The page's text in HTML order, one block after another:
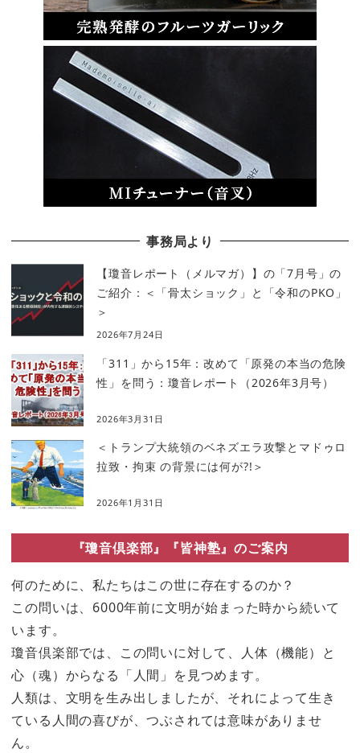
事務局より
【瓊音レポート（メルマガ）】の「7月号」の
ご紹介：＜「骨太ショック」と「令和のPKO」
＞
2026年7月24日
「311」から15年：改めて「原発の本当の危険
性」を問う：瓊音レポート（2026年3月号）
2026年3月31日
＜トランプ大統領のベネズエラ攻撃とマドゥロ
拉致・拘束 の背景には何が?!＞
2026年1月31日
『瓊音倶楽部』『皆神塾』のご案内
何のために、私たちはこの世に存在するのか？
この問いは、6000年前に文明が始まった時から続いて
います。
瓊音倶楽部では、この問いに対して、人体（機能）と
心（魂）からなる「人間」を見つめます。
人類は、文明を生み出しましたが、それによって生き
ている人間の喜びが、つぶされては意味がありませ
ん。